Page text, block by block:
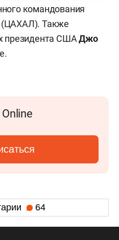
командования
(ЦАХАЛ). Также
президента СШАДжо
64